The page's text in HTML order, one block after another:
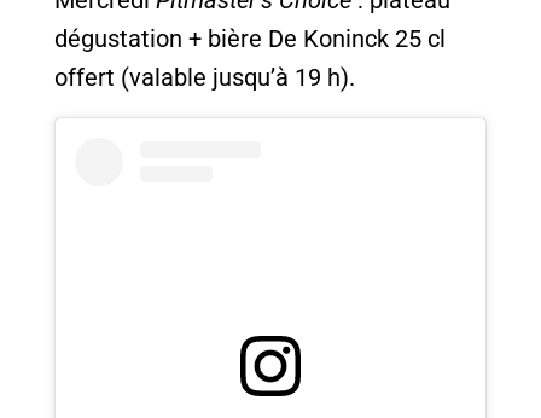
dégustation + bière De Koninck 25 cl
offert (valable jusqu’à 19 h).